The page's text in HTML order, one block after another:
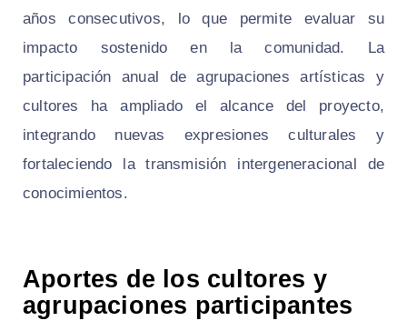
años consecutivos, lo que permite evaluar su
impacto sostenido en la comunidad. La
participación anual de agrupaciones artísticas y
cultores ha ampliado el alcance del proyecto,
integrando nuevas expresiones culturales y
fortaleciendo la transmisión intergeneracional de
conocimientos.
Aportes de los cultores y
agrupaciones participantes